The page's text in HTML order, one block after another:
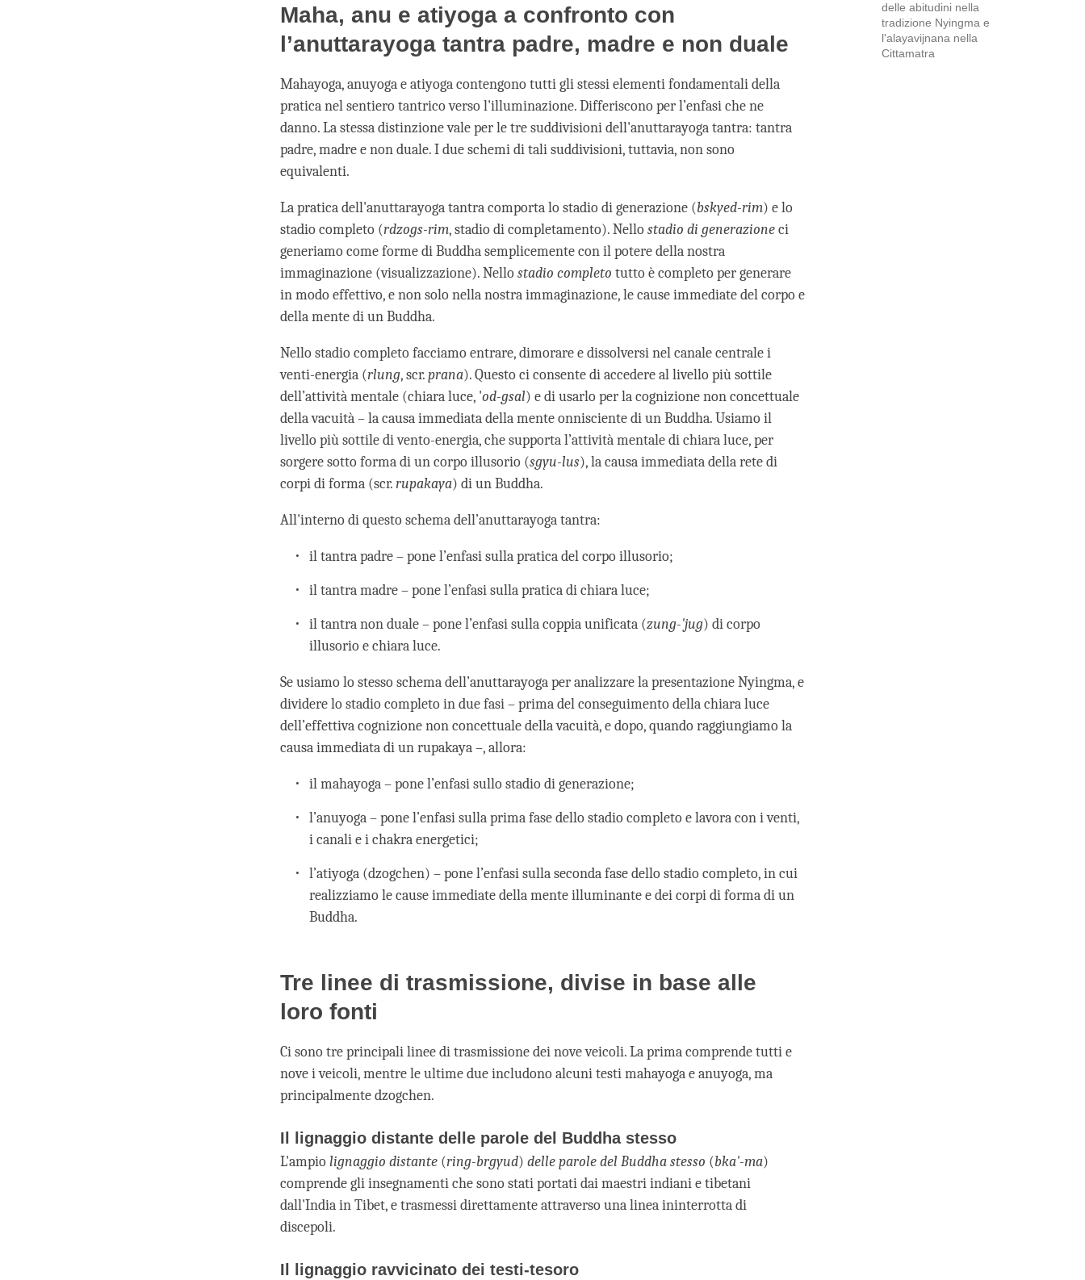
delle abitudini nella
tradizione Nyingma e
l'alayavijnana nella
Cittamatra
Maha, anu e atiyoga a confronto con
l’anuttarayoga tantra padre, madre e non duale
Mahayoga, anuyoga e atiyoga contengono tutti gli stessi elementi fondamentali della
pratica nel sentiero tantrico verso l'illuminazione. Differiscono per l’enfasi che ne
danno. La stessa distinzione vale per le tre suddivisioni dell'anuttarayoga tantra: tantra
padre, madre e non duale. I due schemi di tali suddivisioni, tuttavia, non sono
equivalenti.
La pratica dell'anuttarayoga tantra comporta lo stadio di generazione (bskyed-rim) e lo
stadio completo (rdzogs-rim, stadio di completamento). Nellostadio di generazioneci
generiamo come forme di Buddha semplicemente con il potere della nostra
immaginazione (visualizzazione). Nellostadio completo tutto è completo per generare
in modo effettivo, e non solo nella nostra immaginazione, le cause immediate del corpo e
della mente di un Buddha.
Nello stadio completo facciamo entrare, dimorare e dissolversi nel canale centrale i
venti-energia (rlung, scr.prana). Questo ci consente di accedere al livello più sottile
dell’attività mentale (chiara luce, 'od-gsal) e di usarlo per la cognizione non concettuale
della vacuità – la causa immediata della mente onnisciente di un Buddha. Usiamo il
livello più sottile di vento-energia, che supporta l’attività mentale di chiara luce, per
sorgere sotto forma di un corpo illusorio (sgyu-lus), la causa immediata della rete di
corpi di forma (scr.rupakaya) di un Buddha.
All'interno di questo schema dell’anuttarayoga tantra:
il tantra padre – pone l’enfasi sulla pratica del corpo illusorio;
il tantra madre – pone l’enfasi sulla pratica di chiara luce;
il tantra non duale – pone l’enfasi sulla coppia unificata (zung-'jug) di corpo
illusorio e chiara luce.
Se usiamo lo stesso schema dell’anuttarayoga per analizzare la presentazione Nyingma, e
dividere lo stadio completo in due fasi – prima del conseguimento della chiara luce
dell’effettiva cognizione non concettuale della vacuità, e dopo, quando raggiungiamo la
causa immediata di un rupakaya –, allora:
il mahayoga – pone l’enfasi sullo stadio di generazione;
l’anuyoga – pone l’enfasi sulla prima fase dello stadio completo e lavora con i venti,
i canali e i chakra energetici;
l’atiyoga (dzogchen) – pone l’enfasi sulla seconda fase dello stadio completo, in cui
realizziamo le cause immediate della mente illuminante e dei corpi di forma di un
Buddha.
Tre linee di trasmissione, divise in base alle
loro fonti
Ci sono tre principali linee di trasmissione dei nove veicoli. La prima comprende tutti e
nove i veicoli, mentre le ultime due includono alcuni testi mahayoga e anuyoga, ma
principalmente dzogchen.
Il lignaggio distante delle parole del Buddha stesso
L'ampio lignaggio distante (ring-brgyud) delle parole del Buddha stesso (bka'-ma)
comprende gli insegnamenti che sono stati portati dai maestri indiani e tibetani
dall'India in Tibet, e trasmessi direttamente attraverso una linea ininterrotta di
discepoli.
Il lignaggio ravvicinato dei testi-tesoro